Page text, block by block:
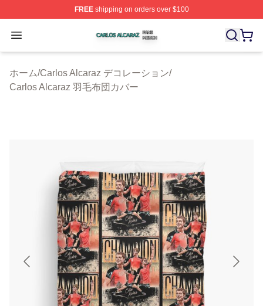
FREEshipping on orders over $100
Open menu
Carlos Alcaraz Shop ⚡️ Officially Licensed Carlos
ホーム/Carlos Alcaraz デコレーション/
Carlos Alcaraz 羽毛布団カバー